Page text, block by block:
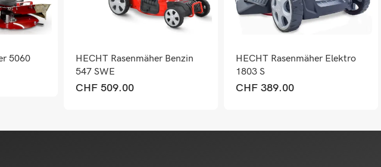
5060
HECHT Rasenmäher Benzin
547 SWE
CHF 509.00
HECHT Rasenmäher Elektro
1803 S
CHF 389.00